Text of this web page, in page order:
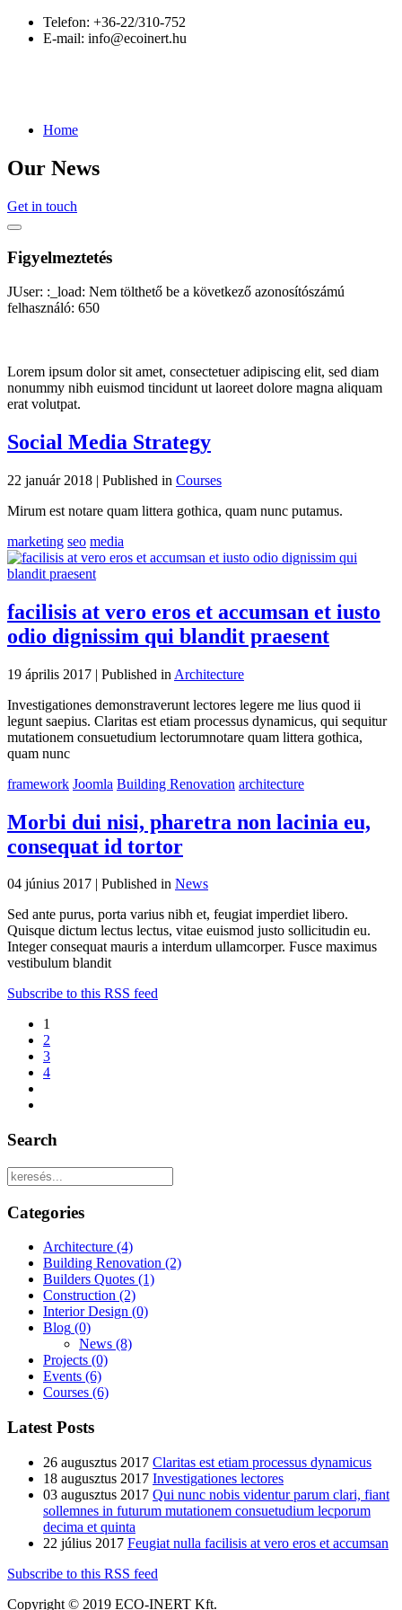
Telefon: +36-22/310-752
E-mail: info@ecoinert.hu
Home
Our News
Get in touch
Figyelmeztetés
JUser: :_load: Nem tölthető be a következő azonosítószámú
felhasználó: 650
Lorem ipsum dolor sit amet, consectetuer adipiscing elit, sed diam
nonummy nibh euismod tincidunt ut laoreet dolore magna aliquam
erat volutpat.
Social Media Strategy
22 január 2018 | Published in Courses
Mirum est notare quam littera gothica, quam nunc putamus.
marketing seo media
facilisis at vero eros et accumsan et iusto
odio dignissim qui blandit praesent
19 április 2017 | Published in Architecture
Investigationes demonstraverunt lectores legere me lius quod ii
legunt saepius. Claritas est etiam processus dynamicus, qui sequitur
mutationem consuetudium lectorumnotare quam littera gothica,
quam nunc
framework Joomla Building Renovation architecture
Morbi dui nisi, pharetra non lacinia eu,
consequat id tortor
04 június 2017 | Published in News
Sed ante purus, porta varius nibh et, feugiat imperdiet libero.
Quisque dictum lectus lectus, vitae euismod justo sollicitudin eu.
Integer consequat mauris a interdum ullamcorper. Fusce maximus
vestibulum blandit
Subscribe to this RSS feed
1
2
3
4
Search
Categories
Architecture (4)
Building Renovation (2)
Builders Quotes (1)
Construction (2)
Interior Design (0)
Blog (0)
News (8)
Projects (0)
Events (6)
Courses (6)
Latest Posts
26 augusztus 2017 Claritas est etiam processus dynamicus
18 augusztus 2017 Investigationes lectores
03 augusztus 2017 Qui nunc nobis videntur parum clari, fiant
sollemnes in futurum mutationem consuetudium lecporum
decima et quinta
22 július 2017 Feugiat nulla facilisis at vero eros et accumsan
Subscribe to this RSS feed
Copyright © 2019 ECO-INERT Kft.